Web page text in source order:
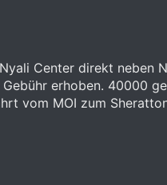
Center direkt neben
erhoben. 40000
vom MOI zum